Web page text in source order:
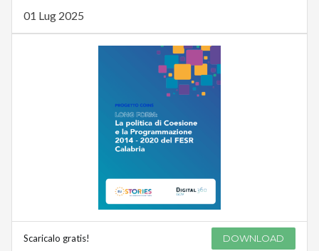
01 Lug 2025
Scaricalo gratis! DOWNLOAD